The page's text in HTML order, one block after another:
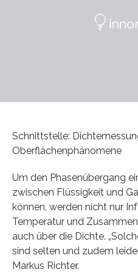
Schnittstelle:
Oberflächenphänomene
Um den Phasenübergang
zwischen Flüssigkeit und
können, werden nicht nur
Temperatur und
auch über die Dichte.
sind selten und zudem
Markus Richter.